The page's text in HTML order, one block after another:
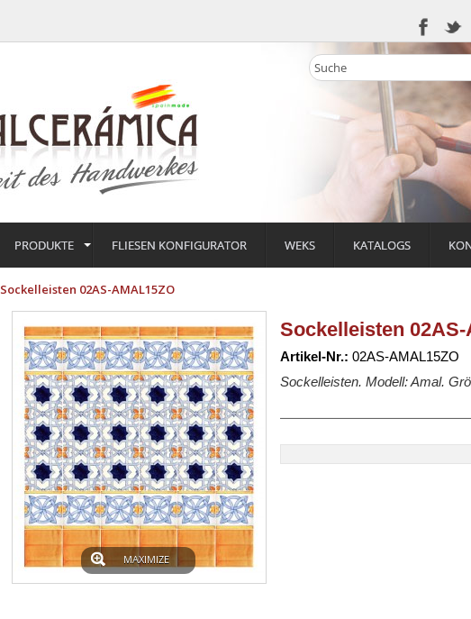
PRODUKTE FLIESEN KONFIGURATOR WEKS KATALOGS
Sockelleisten 02AS-AMAL15ZO
MAXIMIZE
Sockelleisten 02AS-
Artikel-Nr.: 02AS-AMAL15ZO
Sockelleisten. Modell: Amal.